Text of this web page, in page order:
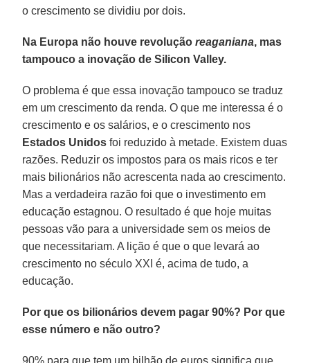
o crescimento se dividiu por dois.
Na Europa não houve revoluçãoreaganiana, mas
tampouco a inovação de Silicon Valley.
O problema é que essa inovação tampouco se traduz
em um crescimento da renda. O que me interessa é o
crescimento e os salários, e o crescimento nos
Estados Unidos foi reduzido à metade. Existem duas
razões. Reduzir os impostos para os mais ricos e ter
mais bilionários não acrescenta nada ao crescimento.
Mas a verdadeira razão foi que o investimento em
educação estagnou. O resultado é que hoje muitas
pessoas vão para a universidade sem os meios de
que necessitariam. A lição é que o que levará ao
crescimento no século XXI é, acima de tudo, a
educação.
Por que os bilionários devem pagar 90%? Por que
esse número e não outro?
90% para que tem um bilhão de euros significa que